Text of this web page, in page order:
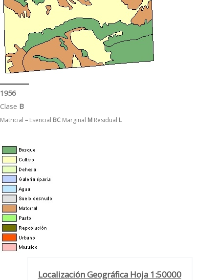
1956
Clase B
Matricial – Esencial BC Marginal M Residual L
Localización Geográfica Hoja 1:50000